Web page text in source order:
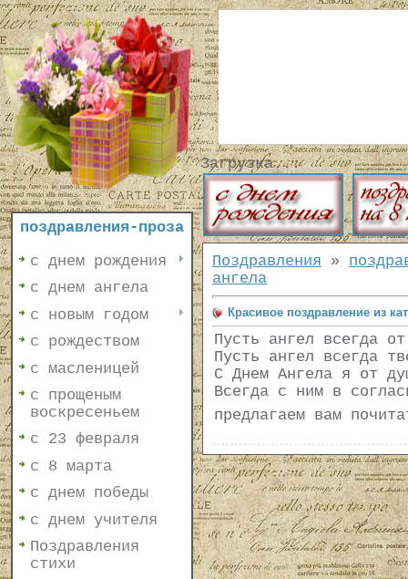
поздравления-проза
с днем рождения
с днем ангела
с новым годом
с рождеством
с масленицей
с прощеным
воскресеньем
с 23 февраля
с 8 марта
с днем победы
с днем учителя
Поздравления
стихи
Загрузка...
Поздравления »
ангела
Красивое поздравление из
Пусть ангел всегда
Пусть ангел всегда
С Днем Ангела я от
Всегда с ним в
предлагаем вам